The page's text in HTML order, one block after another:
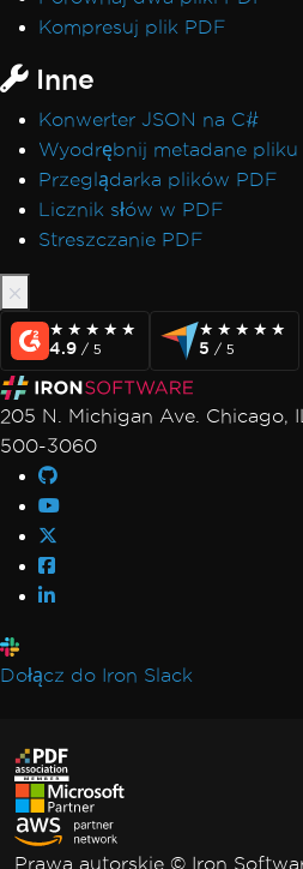
Kompresuj plik PDF
Inne
Konwerter JSON na C#
Wyodrębnij metadane pliku
Przeglądarka plików PDF
Licznik słów w PDF
Streszczanie PDF
★★★★★
★★★★★
4.9 / 5
★★★★★
★★★★★
5 / 5
205 N. Michigan Ave. Chicago,
500-3060
Dołącz do Iron Slack
Prawa autorskie © Iron